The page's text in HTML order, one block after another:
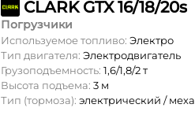
CLARK GTX 16/18/20s
Погрузчики
Используемое топливо: Электро
Тип двигателя: Электродвигатель
Грузоподъемность: 1,6/1,8/2 т
Высота подъема: 3 м
Тип (тормоза): электрический / меха